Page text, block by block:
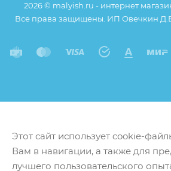
2026 © malyish.ru - интернет
Все права защищены. ИП Овечкин
Этот сайт использует cookie-
Вам в навигации, а также для
лучшего пользовательского